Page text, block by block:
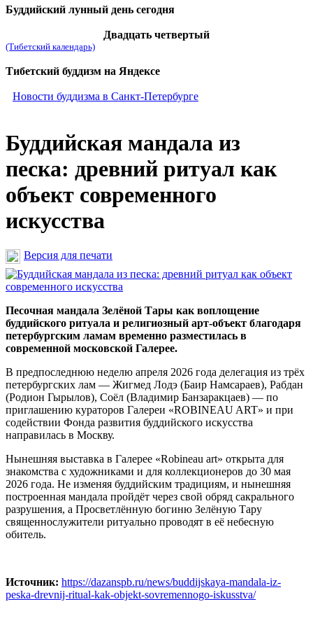
Буддийский лунный день сегодня
Двадцать четвертый
(Тибетский календарь)
Тибетский буддизм на Яндексе
Новости буддизма в Санкт-Петербурге
Буддийская мандала из
песка: древний ритуал как
объект современного
искусства
Версия для печати
Песочная мандала Зелёной Тары как воплощение
буддийского ритуала и религиозный арт-объект благодаря
петербургским ламам временно разместилась в
современной московской Галерее.
В предпоследнюю неделю апреля 2026 года делегация из трёх
петербургских лам — Жигмед Лодэ (Баир Намсараев), Рабдан
(Родион Гырылов), Соёл (Владимир Банзаракцаев) — по
приглашению кураторов Галереи «ROBINEAU ART» и при
содействии Фонда развития буддийского искусства
направилась в Москву.
Нынешняя выставка в Галерее «Robineau art» открыта для
знакомства с художниками и для коллекционеров до 30 мая
2026 года. Не изменяя буддийским традициям, и нынешняя
построенная мандала пройдёт через свой обряд сакрального
разрушения, а Просветлённую богиню Зелёную Тару
священнослужители ритуально проводят в её небесную
обитель.
Источник: https://dazanspb.ru/news/buddijskaya-mandala-iz-
peska-drevnij-ritual-kak-objekt-sovremennogo-iskusstva/